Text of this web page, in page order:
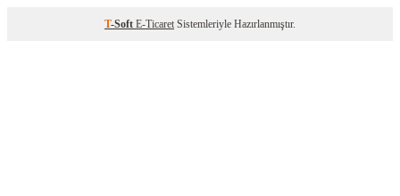
T-Soft E-Ticaret Sistemleriyle Hazırlanmıştır.